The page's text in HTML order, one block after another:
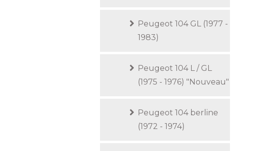
Peugeot 104 GL (1977 -
1983)
Peugeot 104 L / GL
(1975 - 1976) "Nouveau"
Peugeot 104 berline
(1972 - 1974)